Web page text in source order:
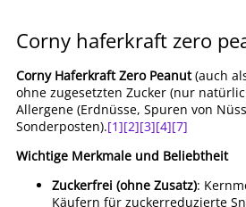
Corny haferkraft zero
Corny Haferkraft Zero Peanut(auch
ohne zugesetzten Zucker (nur
Allergene (Erdnüsse, Spuren von
Sonderposten).[1][2][3][4][7]
Wichtige Merkmale und Beliebtheit
Zuckerfrei (ohne Zusatz):
Käufern für zuckerreduzierte